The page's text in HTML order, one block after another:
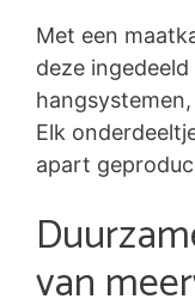
Met een
deze
Elk
apart
van